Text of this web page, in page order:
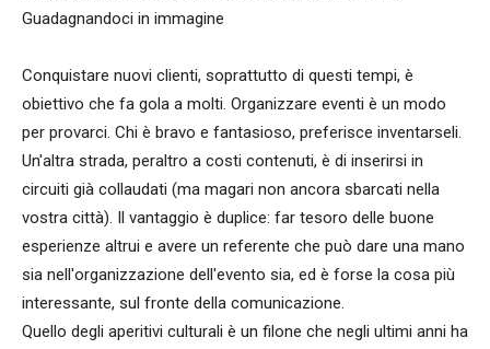
Guadagnandoci in immagine
Conquistare nuovi clienti, soprattutto di questi tempi, è
obiettivo che fa gola a molti. Organizzare eventi è un modo
per provarci. Chi è bravo e fantasioso, preferisce inventarseli.
Un'altra strada, peraltro a costi contenuti, è di inserirsi in
circuiti già collaudati (ma magari non ancora sbarcati nella
vostra città). Il vantaggio è duplice: far tesoro delle buone
esperienze altrui e avere un referente che può dare una mano
sia nell'organizzazione dell'evento sia, ed è forse la cosa più
interessante, sul fronte della comunicazione.
Quello degli aperitivi culturali è un filone che negli ultimi anni ha